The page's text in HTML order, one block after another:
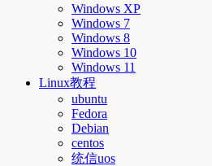
Windows XP
Windows 7
Windows 8
Windows 10
Windows 11
Linux教程
ubuntu
Fedora
Debian
centos
统信uos